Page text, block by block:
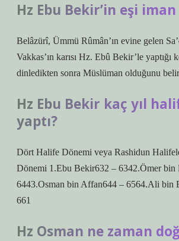
Hz Ebu Bekir’in eşi
Belâzürî, Ümmü Rûmân’ın evine gelen
Vakkas’ın karısı Hz. Ebû Bekir’le yaptığı
dinledikten sonra Müslüman olduğunu
Hz Ebu Bekir kaç yıl
yaptı?
Dört Halife Dönemi veya Rashidun
Dönemi 1.Ebu Bekir632 – 6342.Ömer bin
6443.Osman bin Affan644 – 6564.Ali bin
661
Hz Osman ne zaman